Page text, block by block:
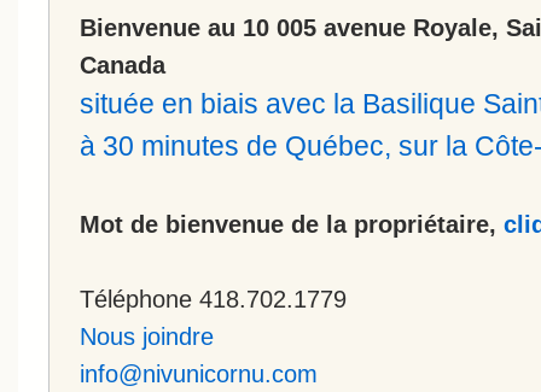
Bienvenue au 10 005 avenue Royale,
Canada
située en biais avec la Basilique
à 30 minutes de Québec, sur la
Mot de bienvenue de la propriétaire,
Téléphone 418.702.1779
Nous joindre
info@nivunicornu.com